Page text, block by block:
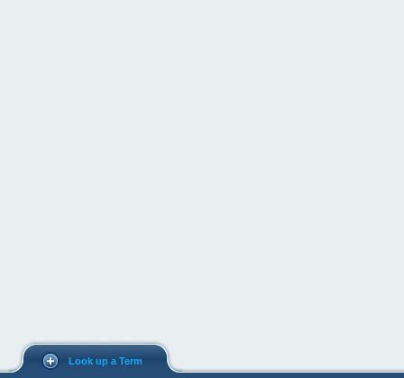
Look up a Term